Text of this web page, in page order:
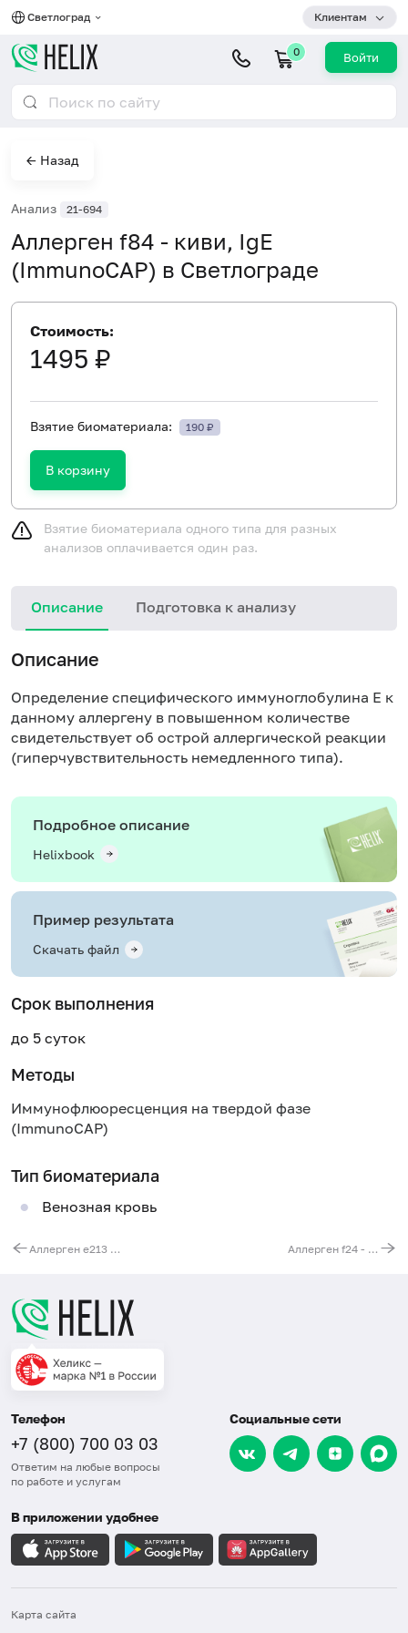
Светлоград Клиентам
0 Войти
← Назад
Анализ 21-694
Аллерген f84 - киви, IgE
(ImmunoCAP) в Светлограде
Стоимость:
1495 ₽
Взятие биоматериала: 190 ₽
В корзину
Взятие биоматериала одного типа для разных
анализов оплачивается один раз.
Описание Подготовка к анализу
Описание
Определение специфического иммуноглобулина Е к
данному аллергену в повышенном количестве
свидетельствует об острой аллергической реакции
(гиперчувствительность немедленного типа).
Подробное описание
Helixbook
Пример результата
Скачать файл
Срок выполнения
до 5 суток
Методы
Иммунофлюоресценция на твердой фазе
(ImmunoCAP)
Тип биоматериала
Венозная кровь
Аллерген e213 - перо попугая, IgE (ImmunoCAP) Аллерген f24 - креветки, IgE (ImmunoCAP)
Телефон
+7 (800) 700 03 03
Ответим на любые вопросы
по работе и услугам
Социальные сети
В приложении удобнее
Карта сайта